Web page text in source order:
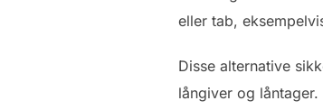
eller tab,
Disse alternative
långiver og